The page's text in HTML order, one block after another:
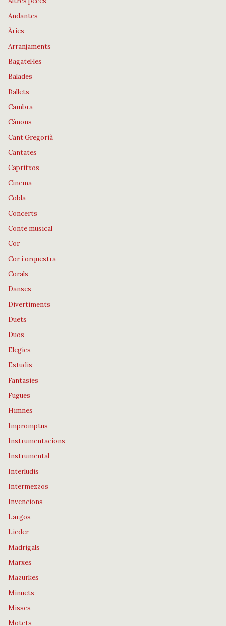
Andantes
Àries
Arranjaments
Bagatel·les
Balades
Ballets
Cambra
Cànons
Cant Gregorià
Cantates
Capritxos
Cinema
Cobla
Concerts
Conte musical
Cor
Cor i orquestra
Corals
Danses
Divertiments
Duets
Duos
Elegies
Estudis
Fantasies
Fugues
Himnes
Impromptus
Instrumentacions
Instrumental
Interludis
Intermezzos
Invencions
Largos
Lieder
Madrigals
Marxes
Mazurkes
Minuets
Misses
Motets